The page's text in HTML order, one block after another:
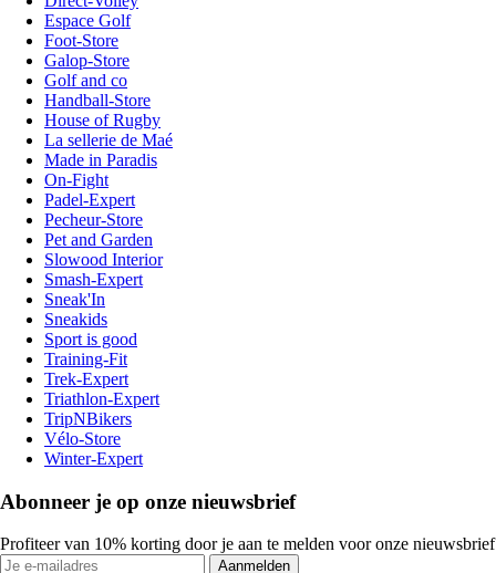
Espace Golf
Foot-Store
Galop-Store
Golf and co
Handball-Store
House of Rugby
La sellerie de Maé
Made in Paradis
On-Fight
Padel-Expert
Pecheur-Store
Pet and Garden
Slowood Interior
Smash-Expert
Sneak'In
Sneakids
Sport is good
Training-Fit
Trek-Expert
Triathlon-Expert
TripNBikers
Vélo-Store
Winter-Expert
Abonneer je op onze nieuwsbrief
Profiteer van 10% korting door je aan te melden voor onze nieuwsbrief
Aanmelden